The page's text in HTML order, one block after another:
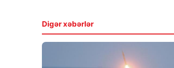
Digər xəbərlər